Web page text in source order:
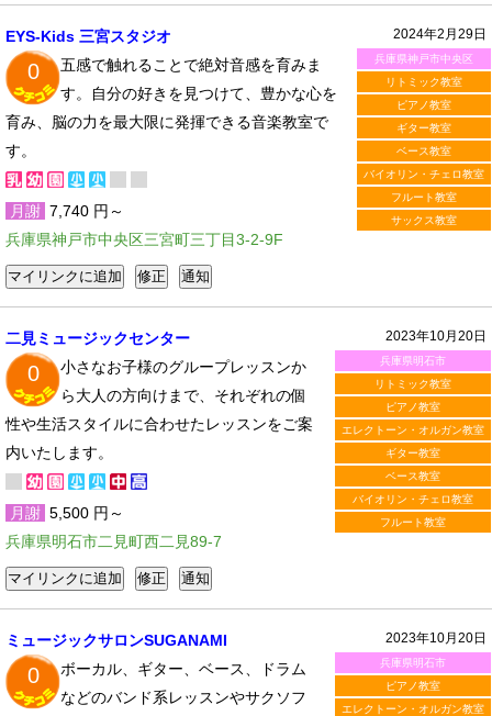
2024年2月29日
兵庫県神戸市中央区
リトミック教室
ピアノ教室
ギター教室
ベース教室
バイオリン・チェロ教室
フルート教室
サックス教室
EYS-Kids 三宮スタジオ
0
五感で触れることで絶対音感を育みま
す。自分の好きを見つけて、豊かな心を
育み、脳の力を最大限に発揮できる音楽教室で
す。
月謝 7,740 円～
兵庫県神戸市中央区三宮町三丁目3-2-9F
2023年10月20日
兵庫県明石市
リトミック教室
ピアノ教室
エレクトーン・オルガン教室
ギター教室
ベース教室
バイオリン・チェロ教室
フルート教室
二見ミュージックセンター
0
小さなお子様のグループレッスンか
ら大人の方向けまで、それぞれの個
性や生活スタイルに合わせたレッスンをご案
内いたします。
月謝 5,500 円～
兵庫県明石市二見町西二見89-7
2023年10月20日
兵庫県明石市
ピアノ教室
エレクトーン・オルガン教室
ミュージックサロンSUGANAMI
0
ボーカル、ギター、ベース、ドラム
などのバンド系レッスンやサクソフ